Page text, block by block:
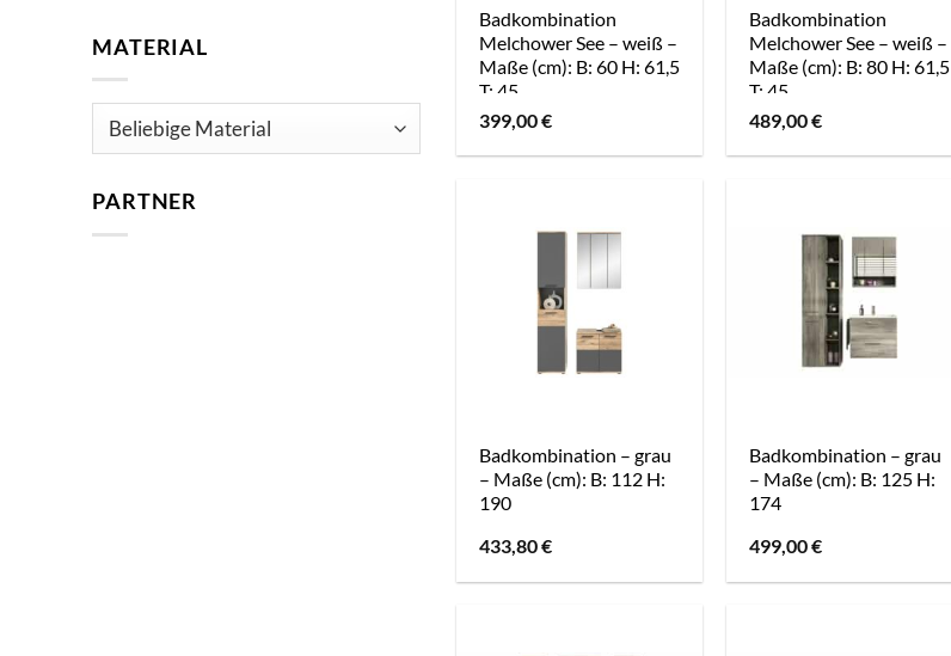
MATERIAL
PARTNER
Badkombination
Melchower See – weiß –
Maße (cm): B: 60 H: 61,5
T: 45
399,00€
Badkombination
Melchower See – weiß –
Maße (cm): B: 80 H: 61,5
T: 45
489,00€
Badkombination – grau
– Maße (cm): B: 112 H:
190
433,80€
Badkombination – grau
– Maße (cm): B: 125 H:
174
499,00€